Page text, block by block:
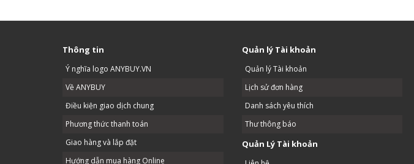
Thông tin
Ý nghĩa logo ANYBUY.VN
Về ANYBUY
Điều kiện giao dịch chung
Phương thức thanh toán
Giao hàng và lắp đặt
Hướng dẫn mua hàng Online
Quản lý Tài khoản
Quản lý Tài khoản
Lịch sử đơn hàng
Danh sách yêu thích
Thư thông báo
Quản Lý Tài khoản